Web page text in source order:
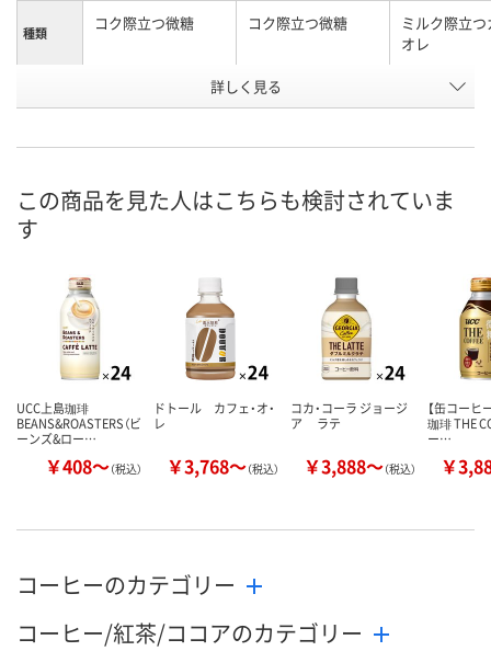
種類 コク際立つ微糖 コク際立つ微糖
ミルク際立
オレ
RX48791 RX48792
8月11日（火）
カゴへ カゴへ カ
詳しく見る
この商品を見た人はこちらも検討されていま
す
UCC上島珈琲
BEANS&ROASTERS（ビ
ーンズ&ロー…
￥408～（税込）
ドトール カフェ・オ・
レ
￥3,768～（税込）
コカ・コーラ ジョージ
ア ラテ
￥3,888～（税込）
【缶コーヒ
珈琲 THE
ー…
￥
コーヒーのカテゴリー
コーヒー/紅茶/ココアのカテゴリー